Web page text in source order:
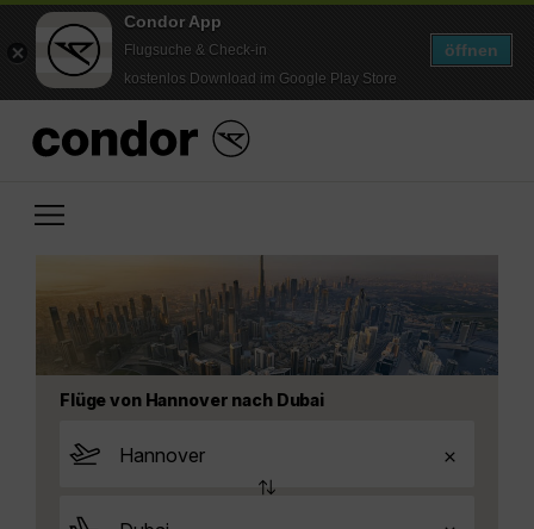
Condor App
Flugsuche & Check-in
kostenlos Download im Google Play Store
öffnen
Flüge von Hannover nach Dubai